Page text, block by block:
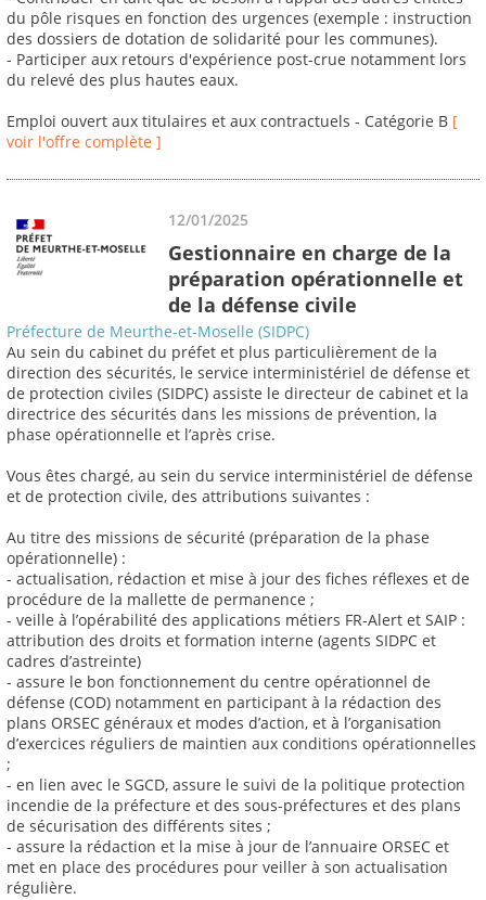
du pôle risques en fonction des urgences (exemple : instruction
des dossiers de dotation de solidarité pour les communes).
- Participer aux retours d'expérience post-crue notamment lors
du relevé des plus hautes eaux.
Emploi ouvert aux titulaires et aux contractuels - Catégorie B [
voir l'offre complète ]
12/01/2025
Gestionnaire en charge de la
préparation opérationnelle et
de la défense civile
Préfecture de Meurthe-et-Moselle (SIDPC)
Au sein du cabinet du préfet et plus particulièrement de la
direction des sécurités, le service interministériel de défense et
de protection civiles (SIDPC) assiste le directeur de cabinet et la
directrice des sécurités dans les missions de prévention, la
phase opérationnelle et l’après crise.
Vous êtes chargé, au sein du service interministériel de défense
et de protection civile, des attributions suivantes :
Au titre des missions de sécurité (préparation de la phase
opérationnelle) :
- actualisation, rédaction et mise à jour des fiches réflexes et de
procédure de la mallette de permanence ;
- veille à l’opérabilité des applications métiers FR-Alert et SAIP :
attribution des droits et formation interne (agents SIDPC et
cadres d’astreinte)
- assure le bon fonctionnement du centre opérationnel de
défense (COD) notamment en participant à la rédaction des
plans ORSEC généraux et modes d’action, et à l’organisation
d’exercices réguliers de maintien aux conditions opérationnelles
;
- en lien avec le SGCD, assure le suivi de la politique protection
incendie de la préfecture et des sous-préfectures et des plans
de sécurisation des différents sites ;
- assure la rédaction et la mise à jour de l’annuaire ORSEC et
met en place des procédures pour veiller à son actualisation
régulière.